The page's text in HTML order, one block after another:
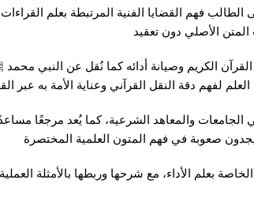
فهم القضايا الفنية المرتبطة بعلم
الأصلي دون تعقيد
الكريم وصيانة أدائه كما نُقل عن النبي
لفهم دقة النقل القرآني وعناية الأمة به عبر
الجامعات والمعاهد الشرعية، كما يُعد مرجعًا
صعوبة في فهم المتون العلمية المختصرة
بعلم الأداء، مع شرحها وربطها بالأمثلة